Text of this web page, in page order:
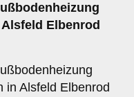
Elbenrod
in Alsfeld Elbenrod